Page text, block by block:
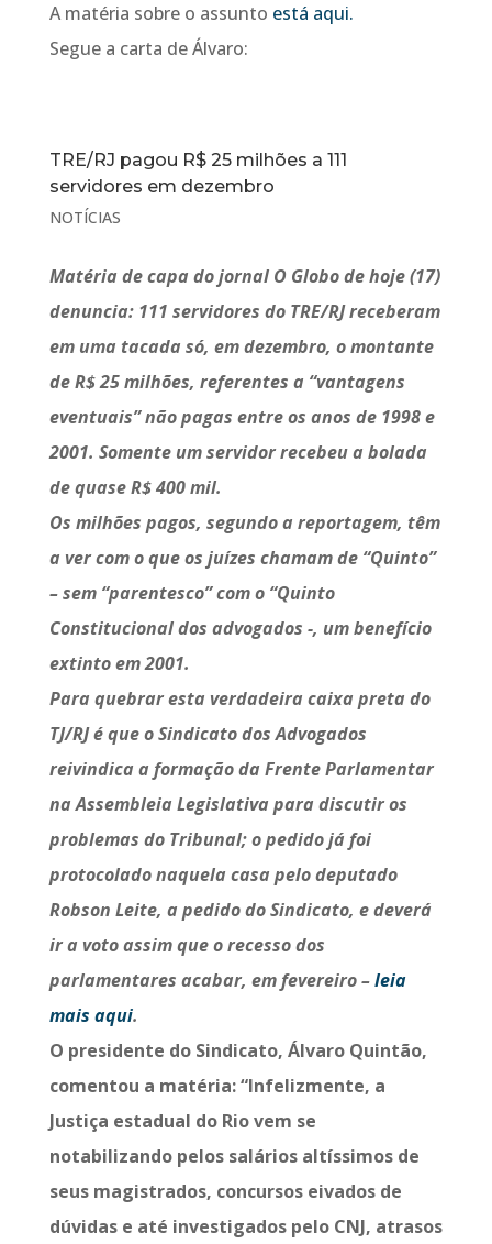
A matéria sobre o assunto está aqui.
Segue a carta de Álvaro:
TRE/RJ pagou R$ 25 milhões a 111
servidores em dezembro
NOTÍCIAS
Matéria de capa do jornal O Globo de hoje (17)
denuncia: 111 servidores do TRE/RJ receberam
em uma tacada só, em dezembro, o montante
de R$ 25 milhões, referentes a “vantagens
eventuais” não pagas entre os anos de 1998 e
2001. Somente um servidor recebeu a bolada
de quase R$ 400 mil.
Os milhões pagos, segundo a reportagem, têm
a ver com o que os juízes chamam de “Quinto”
– sem “parentesco” com o “Quinto
Constitucional dos advogados -, um benefício
extinto em 2001.
Para quebrar esta verdadeira caixa preta do
TJ/RJ é que o Sindicato dos Advogados
reivindica a formação da Frente Parlamentar
na Assembleia Legislativa para discutir os
problemas do Tribunal; o pedido já foi
protocolado naquela casa pelo deputado
Robson Leite, a pedido do Sindicato, e deverá
ir a voto assim que o recesso dos
parlamentares acabar, em fevereiro –leia
mais aqui.
O presidente do Sindicato, Álvaro Quintão,
comentou a matéria: “Infelizmente, a
Justiça estadual do Rio vem se
notabilizando pelos salários altíssimos de
seus magistrados, concursos eivados de
dúvidas e até investigados pelo CNJ, atrasos